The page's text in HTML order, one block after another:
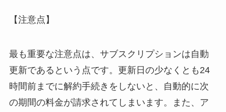
【注意点】
最も重要な注意点は、サブスクリプションは自動
更新であるという点です。更新日の少なくとも24
時間前までに解約手続きをしないと、自動的に次
の期間の料金が請求されてしまいます。また、ア